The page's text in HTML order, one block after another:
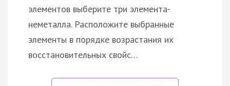
элементов выберите три элемента-
неметалла. Расположите выбранные
элементы в порядке возрастания их
восстановительных свойс…